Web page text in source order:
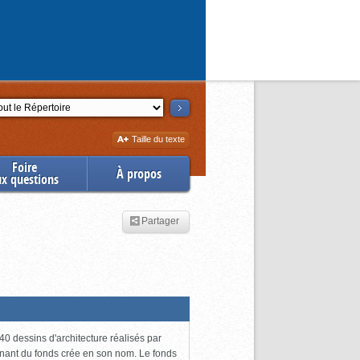
Augmenter
la
Taille du texte
Foire
questions À propos
Partager
dessins d'architecture réalisés par
du fonds crée en son nom. Le fonds